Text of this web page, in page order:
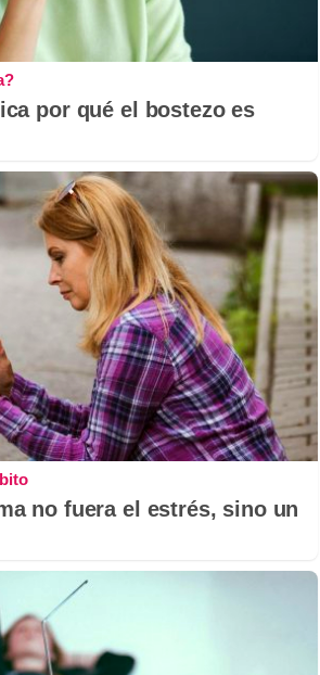
por qué el bostezo es
no fuera el estrés, sino un